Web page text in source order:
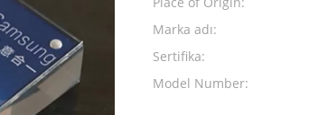
Marka adı:
Sertifika:
Model Number: